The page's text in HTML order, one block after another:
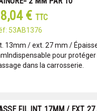
€ TTC
53AB1376
13mm / ext. 27 mm /
pour
dans la carrosserie.